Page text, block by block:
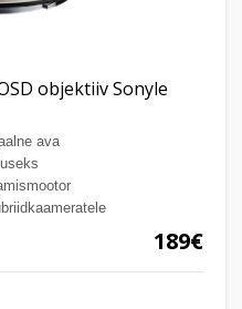
objektiiv Sonyle
ava
189€